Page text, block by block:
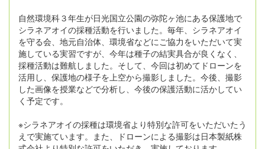
自然環境科３年生が日光国立公園の弥陀ヶ池にある保護地で
シラネアオイの採種活動を行いました。毎年、シラネアオイ
を守る会、地元自治体、環境省などにご協力をいただいて実
施している実習ですが、今年は種子の結実具合が良くなく、
採種活動は難航しました。そして、今回は初めてドローンを
活用し、保護地の様子を上空から撮影しました。今後、撮影
した画像を授業などで分析し、今後の保護活動に活かしてい
く予定です。
※シラネアオイの採種は環境省より特別な許可をいただいたう
えで実施ています。また、ドローンによる撮影は日本製紙株